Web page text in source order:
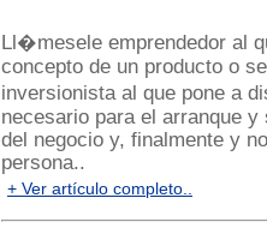
Ll�mesele emprendedor al
concepto de un producto o
inversionista al que pone a
necesario para el arranque
del negocio y, finalmente y
persona..
+ Ver artículo completo..